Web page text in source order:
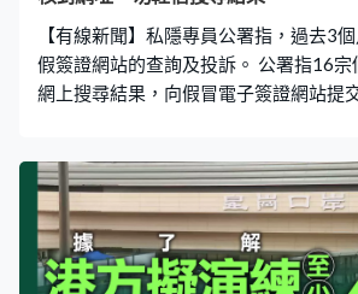
【有線新聞】私隱專員公署指，過去3
假簽證網站的查詢及投訴。 公署指16
網上搜尋結果，向假冒電子簽證網站提
整網址，切勿輕信搜尋器結果。如有疑
相關領事館查詢。